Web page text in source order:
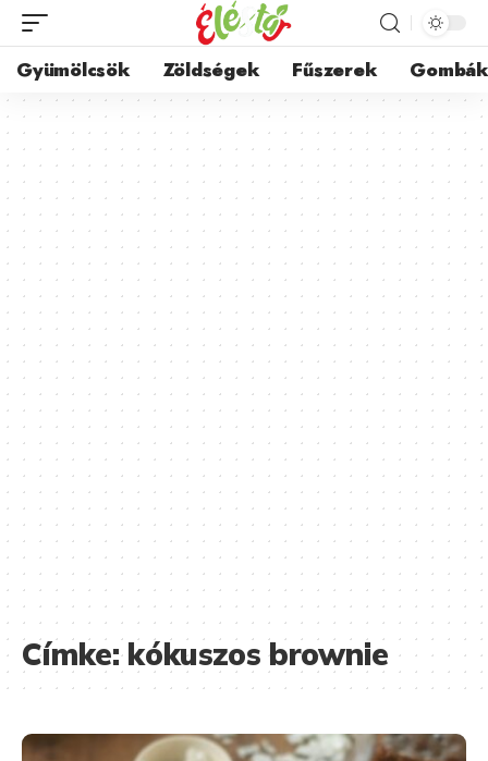
Gyümölcsök Zöldségek Fűszerek Gombák
Címke:kókuszos brownie